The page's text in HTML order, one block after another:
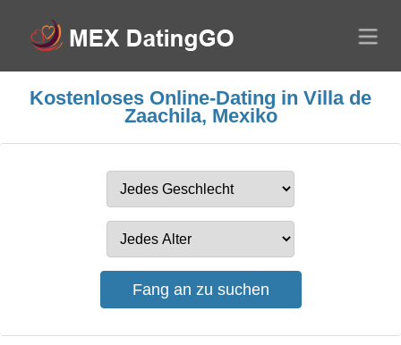
Kostenloses Online-Dating in Villa de
Zaachila, Mexiko